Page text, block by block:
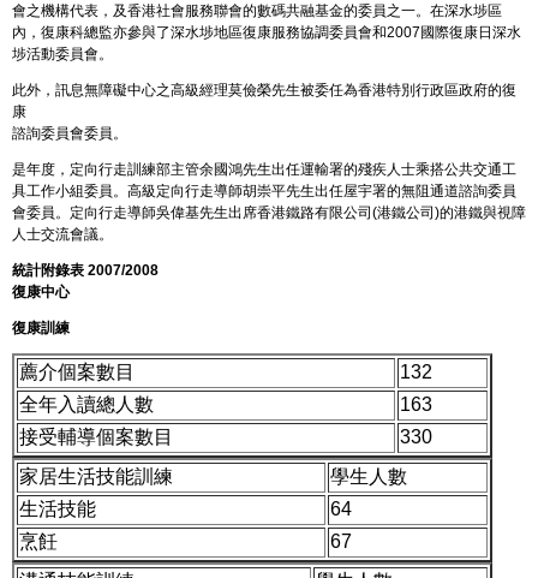
會之機構代表，及香港社會服務聯會的數碼共融基金的委員之一。在深水埗區
內，復康科總監亦參與了深水埗地區復康服務協調委員會和2007國際復康日深水
埗活動委員會。
此外，訊息無障礙中心之高級經理莫儉榮先生被委任為香港特別行政區政府的復
康
諮詢委員會委員。
是年度，定向行走訓練部主管余國鴻先生出任運輸署的殘疾人士乘搭公共交通工
具工作小組委員。高級定向行走導師胡崇平先生出任屋宇署的無阻通道諮詢委員
會委員。定向行走導師吳偉基先生出席香港鐵路有限公司(港鐵公司)的港鐵與視障
人士交流會議。
統計附錄表 2007/2008
復康中心
復康訓練
薦介個案數目
132
全年入讀總人數
163
接受輔導個案數目
330
家居生活技能訓練
學生人數
生活技能
64
烹飪
67